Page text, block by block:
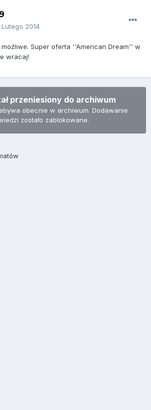
Lutego 2014
możliwe. Super oferta ''American Dream'' w
wracaj!
przeniesiony do archiwum
obecnie w archiwum. Dodawanie
zostało zablokowane.